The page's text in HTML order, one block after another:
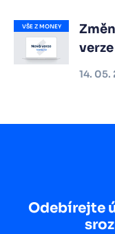
VŠE Z MONEY
14. 05.
Odebírejte